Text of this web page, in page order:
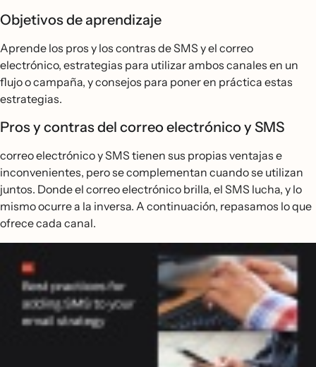
Objetivos de aprendizaje
Aprende los pros y los contras de SMS y el correo
electrónico, estrategias para utilizar ambos canales en un
flujo o campaña, y consejos para poner en práctica estas
estrategias.
Pros y contras del correo electrónico y SMS
correo electrónico y SMS tienen sus propias ventajas e
inconvenientes, pero se complementan cuando se utilizan
juntos. Donde el correo electrónico brilla, el SMS lucha, y lo
mismo ocurre a la inversa. A continuación, repasamos lo que
ofrece cada canal.